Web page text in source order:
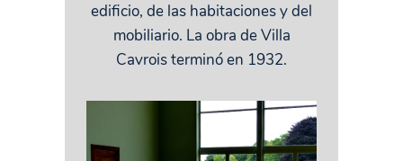
edificio, de las habitaciones y del
mobiliario. La obra de Villa
Cavrois terminó en 1932.